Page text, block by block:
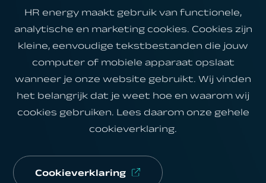
HR energy maakt gebruik van functionele,
analytische en marketing cookies. Cookies zijn
kleine, eenvoudige tekstbestanden die jouw
computer of mobiele apparaat opslaat
wanneer je onze website gebruikt. Wij vinden
het belangrijk dat je weet hoe en waarom wij
cookies gebruiken. Lees daarom onze gehele
cookieverklaring.
Cookieverklaring